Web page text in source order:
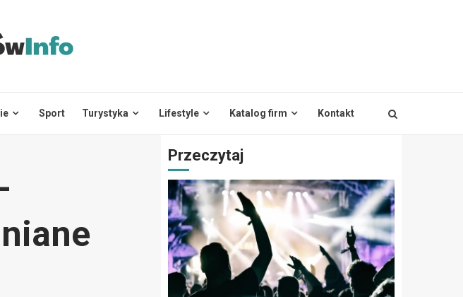
Sport Turystyka Lifestyle Katalog firm Kontakt
Przeczytaj